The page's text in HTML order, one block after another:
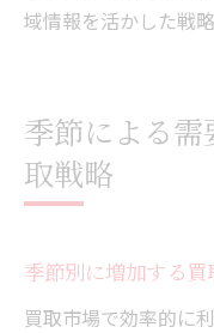
域情報を活かした戦
季節による
取戦略
季節別に増加する
買取市場で効率的に